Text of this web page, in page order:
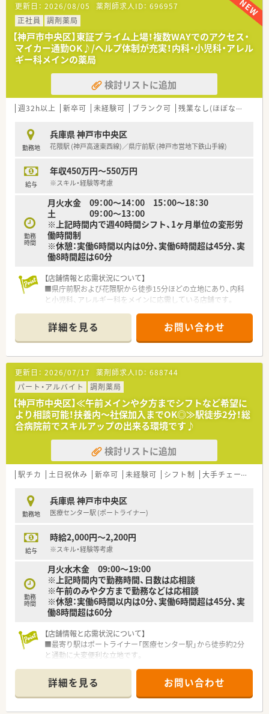
更新日： 2026/08/05 薬剤師求人ID： 696957
正社員
調剤薬局
【神戸市中央区】東証プライム上場！複数WAYでのアクセス・
マイカー通勤OK♪/ヘルプ体制が充実！内科・小児科・アレル
ギー科メインの薬局
検討リストに追加
週32h以上 新卒可 未経験可 ブランク可 残業なし(ほぼなし含む)
勤務地
兵庫県 神戸市中央区
花隈駅 (神戸高速東西線)／県庁前駅 (神戸市営地下鉄山手線)
給与
年収450万円～550万円
※スキル・経験等考慮
勤務
時間
月火水金 09：00～14：00 15：00～18：30
土 09：00～13：00
※上記時間内で週40時間シフト、1ヶ月単位の変形労
働時間制
※休憩：実働6時間以内は0分、実働6時間超は45分、実
働8時間超は60分
【店舗情報と応需状況について】
■県庁前駅および花隈駅から徒歩15分ほどの立地にあり、内科
と小児科、アレルギー科をメインに応需している店舗です。
名の薬剤師体制で日々の業務に対応しています。
■近隣のクリニックに合わせた開局時間となっており、土曜日は
午前中のみの勤務で日曜と祝日はしっかり休めます。
【募集背景と求める人物像について】
■現在は欠員補充のため積極的に採用を行っており、患者様一人
ひとりと丁寧に向き合える方を急募しております。
■調剤経験の長さよりも意欲や人柄を重視しており、未経験の方
やブランクがある方の応募も幅広く歓迎しています。
■小児科の処方箋が多いためお子様が好きな方や、地域の方々と
のコミュニケーションを大切にしたい方に最適です。
【こんな方が活躍中】
■調剤業務だけでなく患者様との対話を重視したい方が多く、コ
ミュニケーション能力を活かして活躍されています。
型の医療を提供したいという志を持つ方が多いです。
■育児と仕事を両立させているパパ薬剤師やママ薬剤師も多数
在籍しており、互いに理解し合いながら働いています。
【こんな方にオススメ】
■小児科や内科の処方箋を多く学びたい方や、お子様と接する機
■ワークライフバランスを重視しており、休日数や福利厚生が充
実した環境で安心して長く働きたい方に最適です。
■若いうちから正当に評価される環境で、管理薬剤師などのキャ
リアアップを積極的に目指したい方におすすめです。
詳細を見る お問い合わせ
更新日： 2026/07/17 薬剤師求人ID： 688744
パート・アルバイト
調剤薬局
【神戸市中央区】≪午前メインや夕方までシフトなど希望に
より相談可能！扶養内～社保加入までOK◎≫駅徒歩2分！総
合病院前でスキルアップの出来る環境です♪
検討リストに追加
駅チカ 土日祝休み 新卒可 未経験可 シフト制 大手チェーン
勤務地
兵庫県 神戸市中央区
医療センター駅 (ポートライナー)
給与
時給2,000円～2,200円
※スキル・経験等考慮
勤務
時間
月火水木金 09:00～19:00
※上記時間内で勤務時間、日数は応相談
※午前のみや夕方まで勤務などは応相談
※休憩：実働6時間以内は0分、実働6時間超は45分、実
働8時間超は60分
【店舗情報と応需状況について】
■最寄り駅はポートライナー「医療センター駅」から徒歩約2分
と通勤に大変便利な立地です。
方箋を1日に150枚から200枚程度応需しています。
■薬剤師は常勤8名と非常勤1名の計9名体制で、忙しい中でも協
力し合いながら業務を進めています。
詳細を見る お問い合わせ